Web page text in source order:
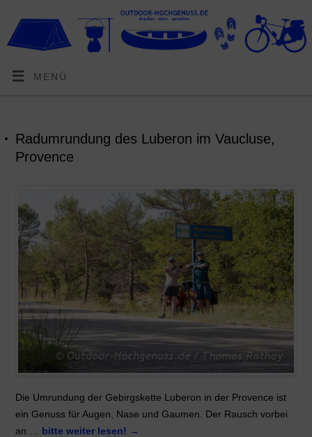
MENÜ
Radumrundung des Luberon im Vaucluse,
Provence
Die Umrundung der Gebirgskette Luberon in der Provence ist
ein Genuss für Augen, Nase und Gaumen. Der Rausch vorbei
an … bitte weiter lesen! →